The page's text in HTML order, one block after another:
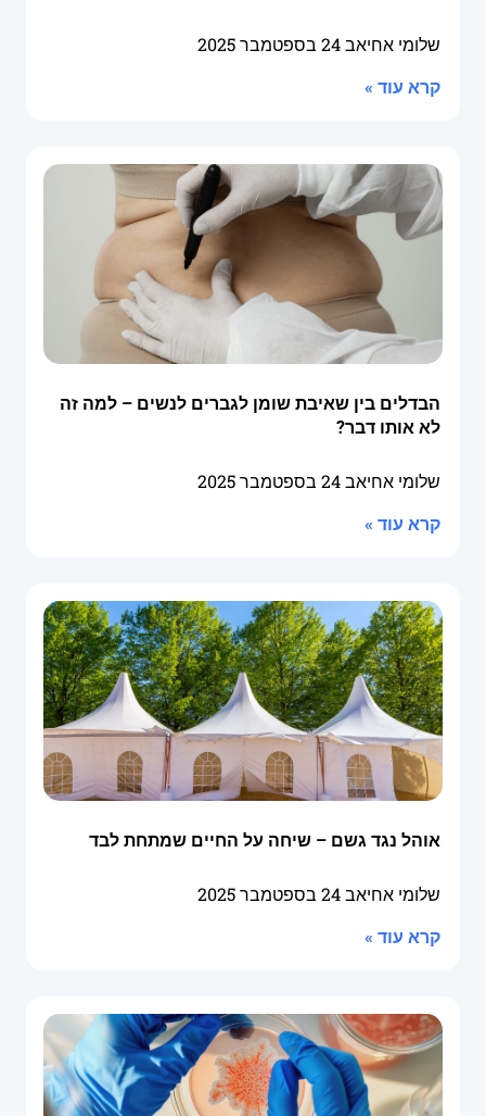
שלומי אחיאב24 בספטמבר 2025
קרא עוד »
הבדלים בין שאיבת שומן לגברים לנשים – למה זה
לא אותו דבר?
שלומי אחיאב24 בספטמבר 2025
קרא עוד »
אוהל נגד גשם – שיחה על החיים שמתחת לבד
שלומי אחיאב24 בספטמבר 2025
קרא עוד »